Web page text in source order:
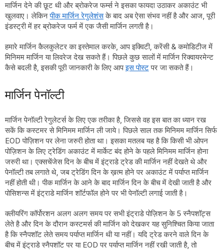
मार्जिन देने की छूट थी और ब्रोकरेज फर्म्स ने इसका फायदा उठाकर अकाउंट भी
खुलवाए। लेकिनपीक मार्जिन रेगुलेशंसके बाद अब ऐसा संभव नहीं है और आज, पूरी
इंडस्ट्री में हर ब्रोकरेज फर्म में एक जैसी मार्जिन लगती है।
हमारे मार्जिन कैलकुलेटर का इस्तेमाल करके, आप इक्विटी, करेंसी & कमोडिटीज में
मिनिमम मार्जिन या लिवरेज देख सकते हैं। पिछले कुछ सालों में मार्जिन रिक्वायरमेन्ट
कैसे बदली है, इसकी पूरी जानकारी के लिए आपइस पोस्टपर जा सकते हैं।
मार्जिन पेनॉल्टी
मार्जिन पेनॉल्टी रेगुलेटर्स के लिए एक तरीका है, जिससे वह इस बात का ध्यान रख
सकें कि कस्टमर से मिनिमम मार्जिन ली जाये। पिछले साल तक मिनिमम मार्जिन सिर्फ
EOD पोज़िशन पर लेना जरुरी होता था। इसका मतलब यह है कि किसी भी ओपन
पोज़िशन के लिए ट्रेडिंग अकाउंट में मार्केट बंद होने के पहले मिनिमम मार्जिन होना
जरुरी था। एक्सचेंजेस दिन के बीच में इंट्राडे ट्रेड की मार्जिन नहीं देखते थे और
पेनॉल्टी तब लगाते थे, जब ट्रेडिंग दिन के ख़त्म होने पर अकाउंट में पर्याप्त मार्जिन
नहीं होती थी। पीक मार्जिन के आने के बाद मार्जिन दिन के बीच में देखी जाती है और
पोसिशन्स में इंट्राडे मार्जिन शॉर्टफॉल होने पर भी पेनॉल्टी लगाई जाती है।
क्लीयरिंग कॉर्पोरशन अलग अलग समय पर सभी इंट्राडे पोज़िशन के 5 स्नैपशॉट्स
लेते है और दिन के दौरान कस्टमर्स की मार्जिन को देखकर यह सुनिश्चित किया जाता
है कि स्नैपशॉट लेते समय पर्याप्त मार्जिन थी या नहीं। यदि ट्रेड करने वाले दिन के
बीच में इंट्राडे स्नैपशॉट पर या EOD पर पर्याप्त मार्जिन नहीं रखी जाती है, तो